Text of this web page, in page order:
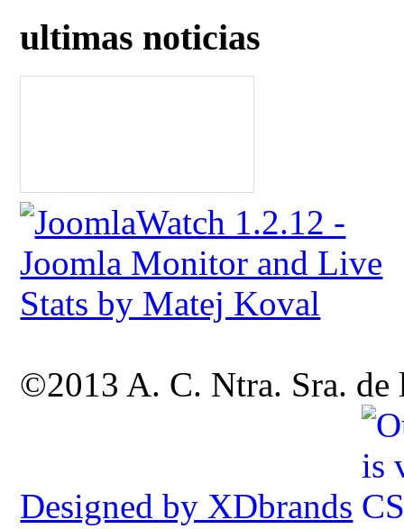
ultimas noticias
©2013 A. C. Ntra. Sra. de
Designed by XDbrands